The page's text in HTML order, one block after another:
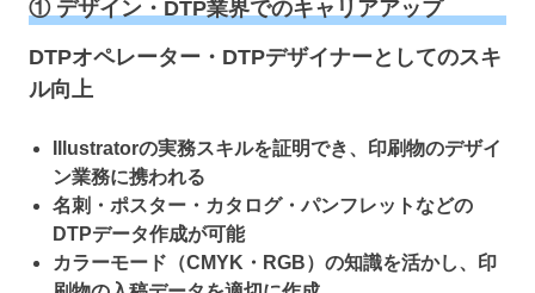
① デザイン・DTP業界でのキャリアアップ
DTPオペレーター・DTPデザイナーとしてのスキ
ル向上
Illustratorの実務スキルを証明でき、印刷物のデザイ
ン業務に携われる
名刺・ポスター・カタログ・パンフレットなどの
DTPデータ作成が可能
カラーモード（CMYK・RGB）の知識を活かし、印